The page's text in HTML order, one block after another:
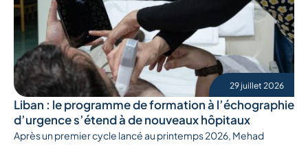
29 juillet 2026
Liban : le programme de formation à l’échographie
d’urgence s’étend à de nouveaux hôpitaux
Après un premier cycle lancé au printemps 2026, Mehad